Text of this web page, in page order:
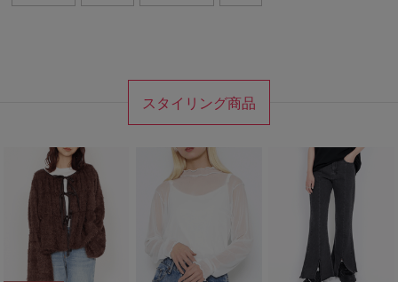
スタイリング商品